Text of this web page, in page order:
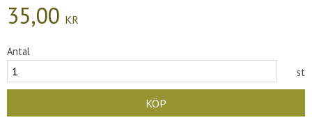
35,00 KR
Antal
st
KÖP